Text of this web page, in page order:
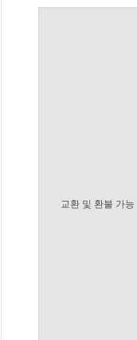
교환 및 환불 가능